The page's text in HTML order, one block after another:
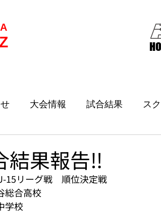
大会情報 試合結果 ス
結果報告‼️
15リーグ戦　順位決定戦
総合高校
学校